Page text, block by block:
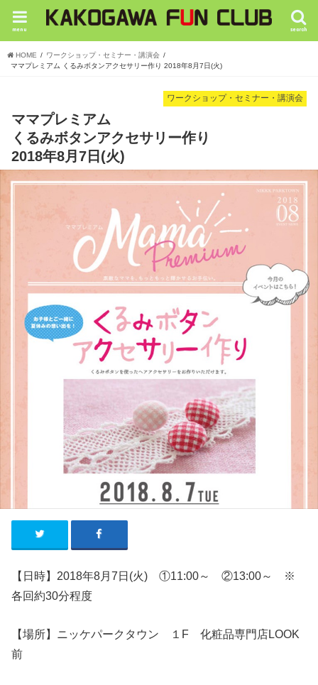
search
menu
HOME
ワークショップ・セミナー・講演会
ママプレミアム くるみボタンアクセサリー作り 2018年8月7日(火)
ワークショップ・セミナー・講演会
ママプレミアム
くるみボタンアクセサリー作り
2018年8月7日(火)
【日時】2018年8月7日(火) ①11:00～ ②13:00～ ※
各回約30分程度
【場所】ニッケパークタウン １F 化粧品専門店LOOK
前